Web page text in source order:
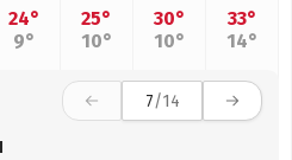
24°
9°
25°
10°
30°
10°
33°
14°
7/14